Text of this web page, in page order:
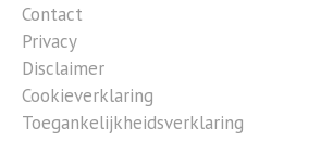
Contact
Privacy
Disclaimer
Cookieverklaring
Toegankelijkheidsverklaring